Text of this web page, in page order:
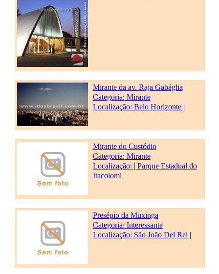
Mirante da av. Raja Gabáglia
Categoria: Mirante
Localização: Belo Horizonte |
Mirante do Custódio
Categoria: Mirante
Localização: | Parque Estadual do
Itacolomi
Presépio da Muxinga
Categoria: Interessante
Localização: São João Del Rei |